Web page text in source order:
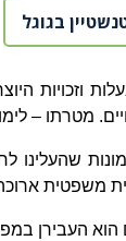
בגוגל
מטרתו –
שהעלינו
משפטית
הוא העבירן